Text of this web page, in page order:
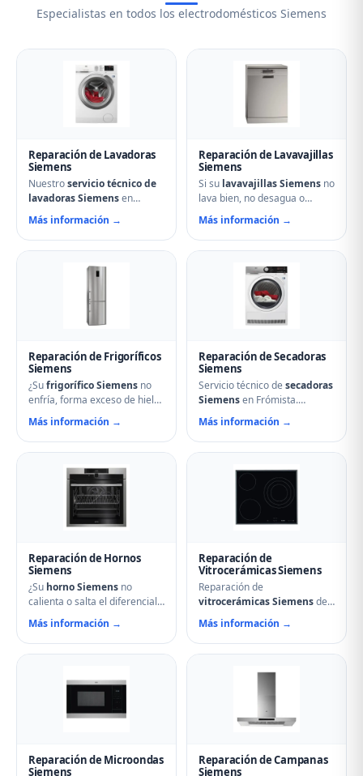
Especialistas en todos los electrodomésticos Siemens
Reparación de Lavadoras
Siemens
Nuestroservicio técnico de
lavadoras Siemensen
Frómista soluciona cualquier
avería: problemas de
centrifugado, fugas de agua,
arranque o problemas de
especializados con repuestos
originales Siemens y
reparación el mismo día.
Más información →
Reparación de Lavavajillas
Siemens
Si su lavavajillas Siemens no
lava bien, no desagua o
muestra errores en el display,
nuestro servicio técnico en
Frómista puede ayudarle.
obstruidos, bombas de
desagüe, problemas de
secado y fallos electrónicos
con piezas originales.
Más información →
Reparación de Frigoríficos
Siemens
¿Sufrigorífico Siemens no
enfría, forma exceso de hielo
o hace ruidos extraños?
Nuestros técnicos en
Frómista reparan
sistemas No Frost, fugas de
gas refrigerante y problemas
de descarche. Servicio
urgente para evitar pérdida
de alimentos.
Más información →
Reparación de Secadoras
Siemens
Servicio técnico de secadoras
Siemensen Frómista.
Reparamos problemas de
calentamiento, tambor que no
gira, termostatos de
averiados y fallos en el
secado. Mantenimiento
preventivo y limpieza de
filtros incluido en la visita.
Más información →
Reparación de Hornos
Siemens
¿Su horno Siemens no
calienta o salta el diferencial?
Nuestro servicio técnico en
Frómista repara resistencias,
ventiladores, termostatos,
en hornos multifunción,
pirolíticos y de vapor
Siemens.
Más información →
Reparación de
Vitrocerámicas Siemens
Reparación de
vitrocerámicas Siemensde
inducción y de cocción en
Frómista. Solucionamos
fuegos que no encienden,
no responden, fallos en
módulos de inducción y
problemas de regulación de
temperatura.
Más información →
Reparación de Microondas
Siemens
Reparación de Campanas
Siemens